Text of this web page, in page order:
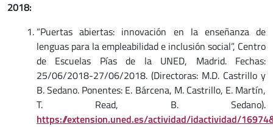
2018:
“Puertas abiertas: innovación en la enseñanza de
lenguas para la empleabilidad e inclusión social”, Centro
de Escuelas Pías de la UNED, Madrid. Fechas:
25/06/2018-27/06/2018. (Directoras: M.D. Castrillo y
B. Sedano. Ponentes: E. Bárcena, M. Castrillo, E. Martín,
T. Read, B. Sedano).
https://extension.uned.es/actividad/idactividad/